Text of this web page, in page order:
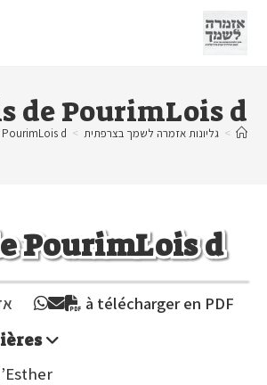
content
de PourimLois d
> גליונות אזמרה לשמך בצרפתית >
PourimLois d
PourimLois d
à télécharger en PDF